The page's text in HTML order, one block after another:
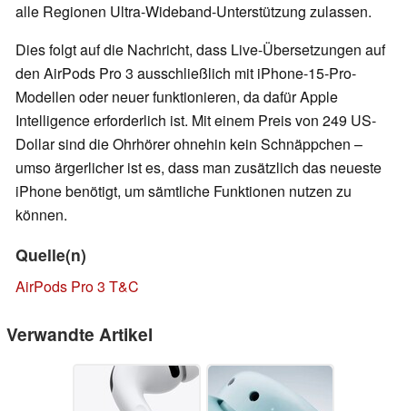
alle Regionen Ultra-Wideband-Unterstützung zulassen.
Dies folgt auf die Nachricht, dass Live-Übersetzungen auf
den AirPods Pro 3 ausschließlich mit iPhone-15-Pro-
Modellen oder neuer funktionieren, da dafür Apple
Intelligence erforderlich ist. Mit einem Preis von 249 US-
Dollar sind die Ohrhörer ohnehin kein Schnäppchen –
umso ärgerlicher ist es, dass man zusätzlich das neueste
iPhone benötigt, um sämtliche Funktionen nutzen zu
können.
Quelle(n)
AirPods Pro 3 T&C
Verwandte Artikel